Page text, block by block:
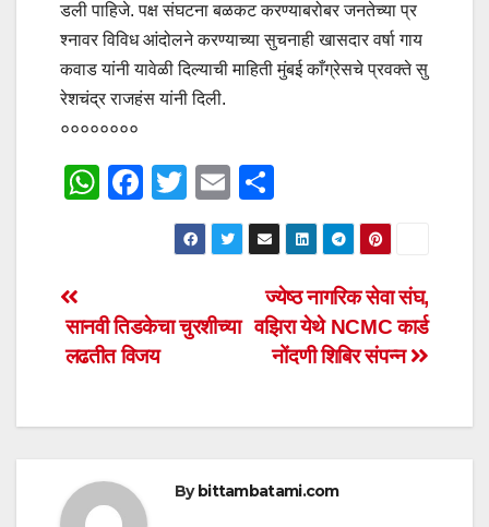
डली पाहिजे. पक्ष संघटना बळकट करण्याबरोबर जनतेच्या प्र
श्नावर विविध आंदोलने करण्याच्या सुचनाही खासदार वर्षा गाय
कवाड यांनी यावेळी दिल्याची माहिती मुंबई काँग्रेसचे प्रवक्ते सु
रेशचंद्र राजहंस यांनी दिली.
००००००००
W
A
p
F
b
o
k
T
wi
tt
E
m
ail
h
ar
e
Post
navigation
ज्येष्ठ नागरिक सेवा संघ,
वझिरा येथे NCMC कार्ड
नोंदणी शिबिर संपन्न
सानवी तिडकेचा चुरशीच्या
लढतीत विजय
By bittambatami.com